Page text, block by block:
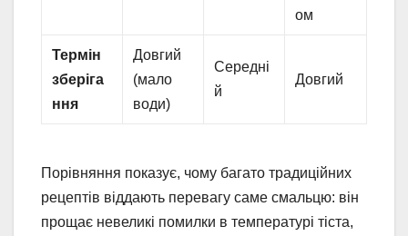
ом
Термін
зберіга
ння
Довгий
(мало
води)
Середні
й
Довгий
Порівняння показує, чому багато традиційних
рецептів віддають перевагу саме смальцю: він
прощає невеликі помилки в температурі тіста,